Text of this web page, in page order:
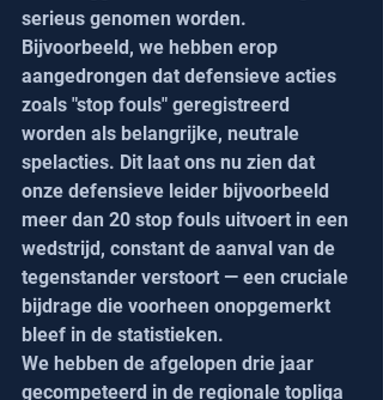
serieus genomen worden.
Bijvoorbeeld, we hebben erop
aangedrongen dat defensieve acties
zoals "stop fouls" geregistreerd
worden als belangrijke, neutrale
spelacties. Dit laat ons nu zien dat
onze defensieve leider bijvoorbeeld
meer dan 20 stop fouls uitvoert in een
wedstrijd, constant de aanval van de
tegenstander verstoort — een cruciale
bijdrage die voorheen onopgemerkt
bleef in de statistieken.
We hebben de afgelopen drie jaar
gecompeteerd in de regionale topliga